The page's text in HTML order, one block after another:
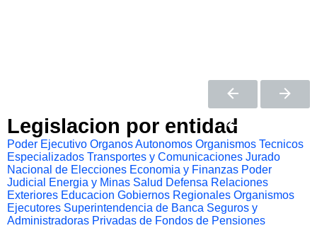
Legislacion por entidad
Poder Ejecutivo Organos Autonomos Organismos Tecnicos
Especializados Transportes y Comunicaciones Jurado
Nacional de Elecciones Economia y Finanzas Poder
Judicial
Energia y Minas Salud Defensa Relaciones
Exteriores Educacion Gobiernos Regionales Organismos
Ejecutores Superintendencia de Banca Seguros y
Administradoras Privadas de Fondos de Pensiones